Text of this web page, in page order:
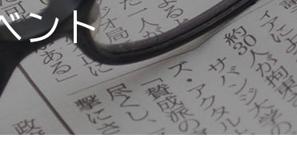
ント